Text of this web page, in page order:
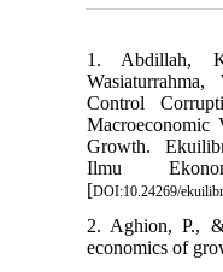
1. Abdillah,
Control
Macroeconomic
Growth.
Ilmu
[DOI:10.24269/
2. Aghion, P.,
economics of